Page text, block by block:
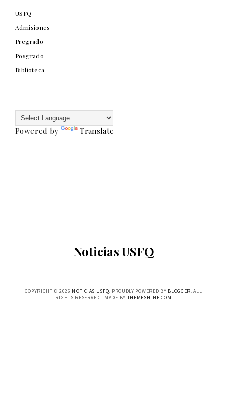
USFQ
Admisiones
Pregrado
Posgrado
Biblioteca
Powered by Translate
Noticias USFQ
COPYRIGHT © 2026 NOTICIAS USFQ. PROUDLY POWERED BY BLOGGER. ALL
RIGHTS RESERVED | MADE BY THEMESHINE.COM